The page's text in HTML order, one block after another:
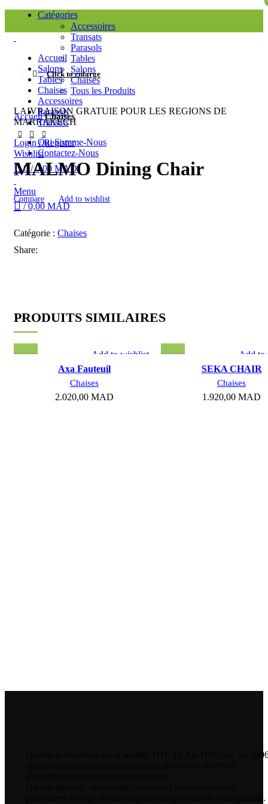
Catégories
Accessoires
Transats
Parasols
Tables
Salons
Chaises
Tous les Produits
LAIVRAISON GRATUIE POUR LES REGIONS DE
MARRAKECH
Qui Somme-Nous
Contactez-Nous
Accueil
Salons
Tables
Chaises
Accessoires
Parasols
Transats
Login / Register
Wishlist
0 / 0,00 MAD
Menu
/ 0,00 MAD
Click to enlarge
AccueilChaises
MALMO Dining Chair
Compare Add to wishlist
Catégorie : Chaises
Share:
PRODUITS SIMILAIRES
Add to wishlist
Axa Fauteuil
Chaises
2.020,00 MAD
Add to
SEKA CHAIR
Chaises
1.920,00 MAD
Depuis la naissance de la société THE TEAK HOUSE en
particuliers en leur offrant toujours des produits de haut gamme.